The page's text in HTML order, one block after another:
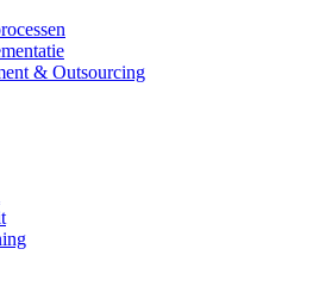
& Outsourcing